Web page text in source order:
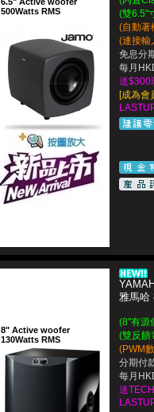
500Watts RMS
(雙6.5"
(自動著
(連接輸
免息分
每月
送$300
[成為會
8" Active woofer
130Watts RMS
雅馬哈
(8"有源
(雙反饋
(PWM
分期付
每月
送